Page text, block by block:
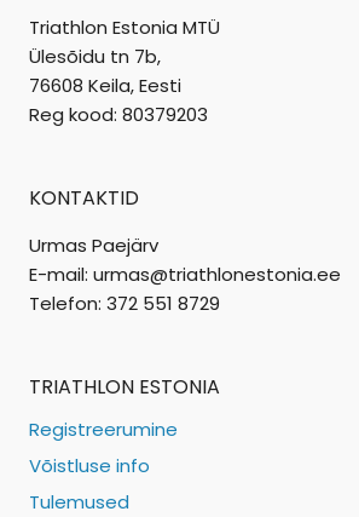
Triathlon Estonia MTÜ
Ülesõidu tn 7b,
76608 Keila, Eesti
Reg kood: 80379203
KONTAKTID
Urmas Paejärv
E-mail: urmas@triathlonestonia.ee
Telefon: 372 551 8729
TRIATHLON ESTONIA
Registreerumine
Võistluse info
Tulemused